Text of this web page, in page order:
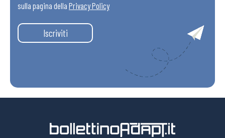
sulla pagina della Privacy Policy
Iscriviti